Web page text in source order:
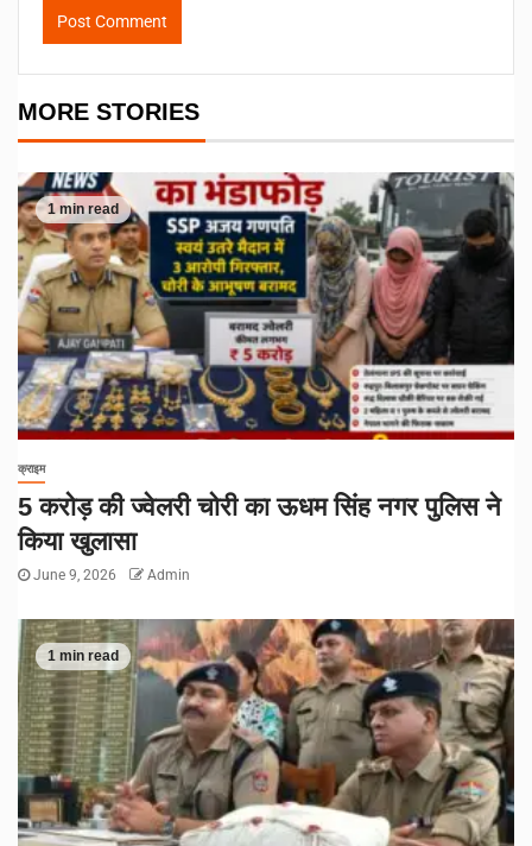
MORE STORIES
1 min read
क्राइम
5 करोड़ की ज्वेलरी चोरी का ऊधम सिंह नगर पुलिस ने
किया खुलासा
June 9, 2026 Admin
1 min read